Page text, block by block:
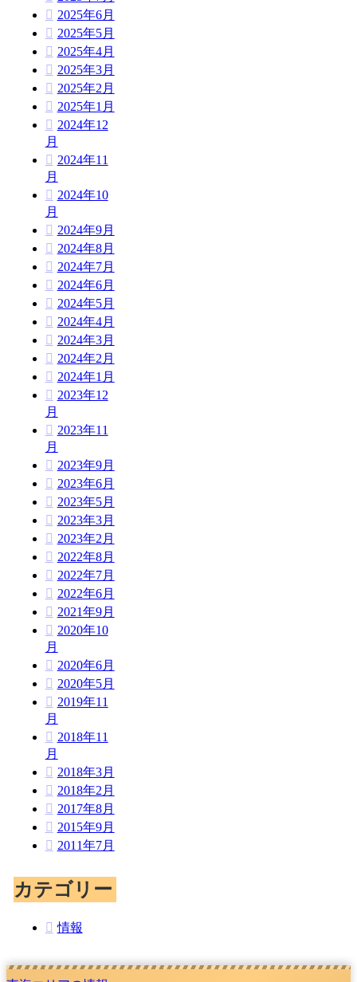
2025年6月
2025年5月
2025年4月
2025年3月
2025年2月
2025年1月
2024年12
月
2024年11
月
2024年10
月
2024年9月
2024年8月
2024年7月
2024年6月
2024年5月
2024年4月
2024年3月
2024年2月
2024年1月
2023年12
月
2023年11
月
2023年9月
2023年6月
2023年5月
2023年3月
2023年2月
2022年8月
2022年7月
2022年6月
2021年9月
2020年10
月
2020年6月
2020年5月
2019年11
月
2018年11
月
2018年3月
2018年2月
2017年8月
2015年9月
2011年7月
カテゴリー
情報